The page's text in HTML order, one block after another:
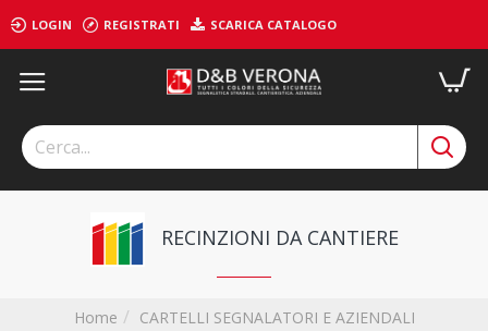
LOGIN REGISTRATI SCARICA CATALOGO
Home
CARTELLI SEGNALATORI E AZIENDALI
RECINZIONI DA CANTIERE